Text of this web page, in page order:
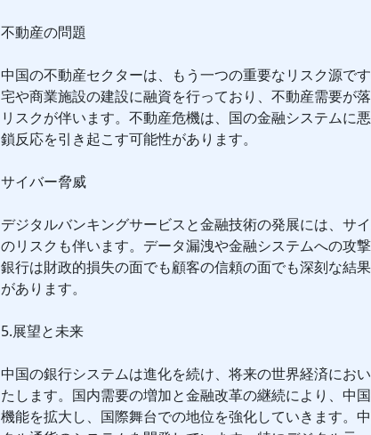
不動産の問題
中国の不動産セクターは、もう一つの重要なリスク源で
宅や商業施設の建設に融資を行っており、不動産需要が
リスクが伴います。不動産危機は、国の金融システムに
鎖反応を引き起こす可能性があります。
サイバー脅威
デジタルバンキングサービスと金融技術の発展には、サ
のリスクも伴います。データ漏洩や金融システムへの攻撃
銀行は財政的損失の面でも顧客の信頼の面でも深刻な結
があります。
5.展望と未来
中国の銀行システムは進化を続け、将来の世界経済にお
たします。国内需要の増加と金融改革の継続により、中
機能を拡大し、国際舞台での地位を強化していきます。